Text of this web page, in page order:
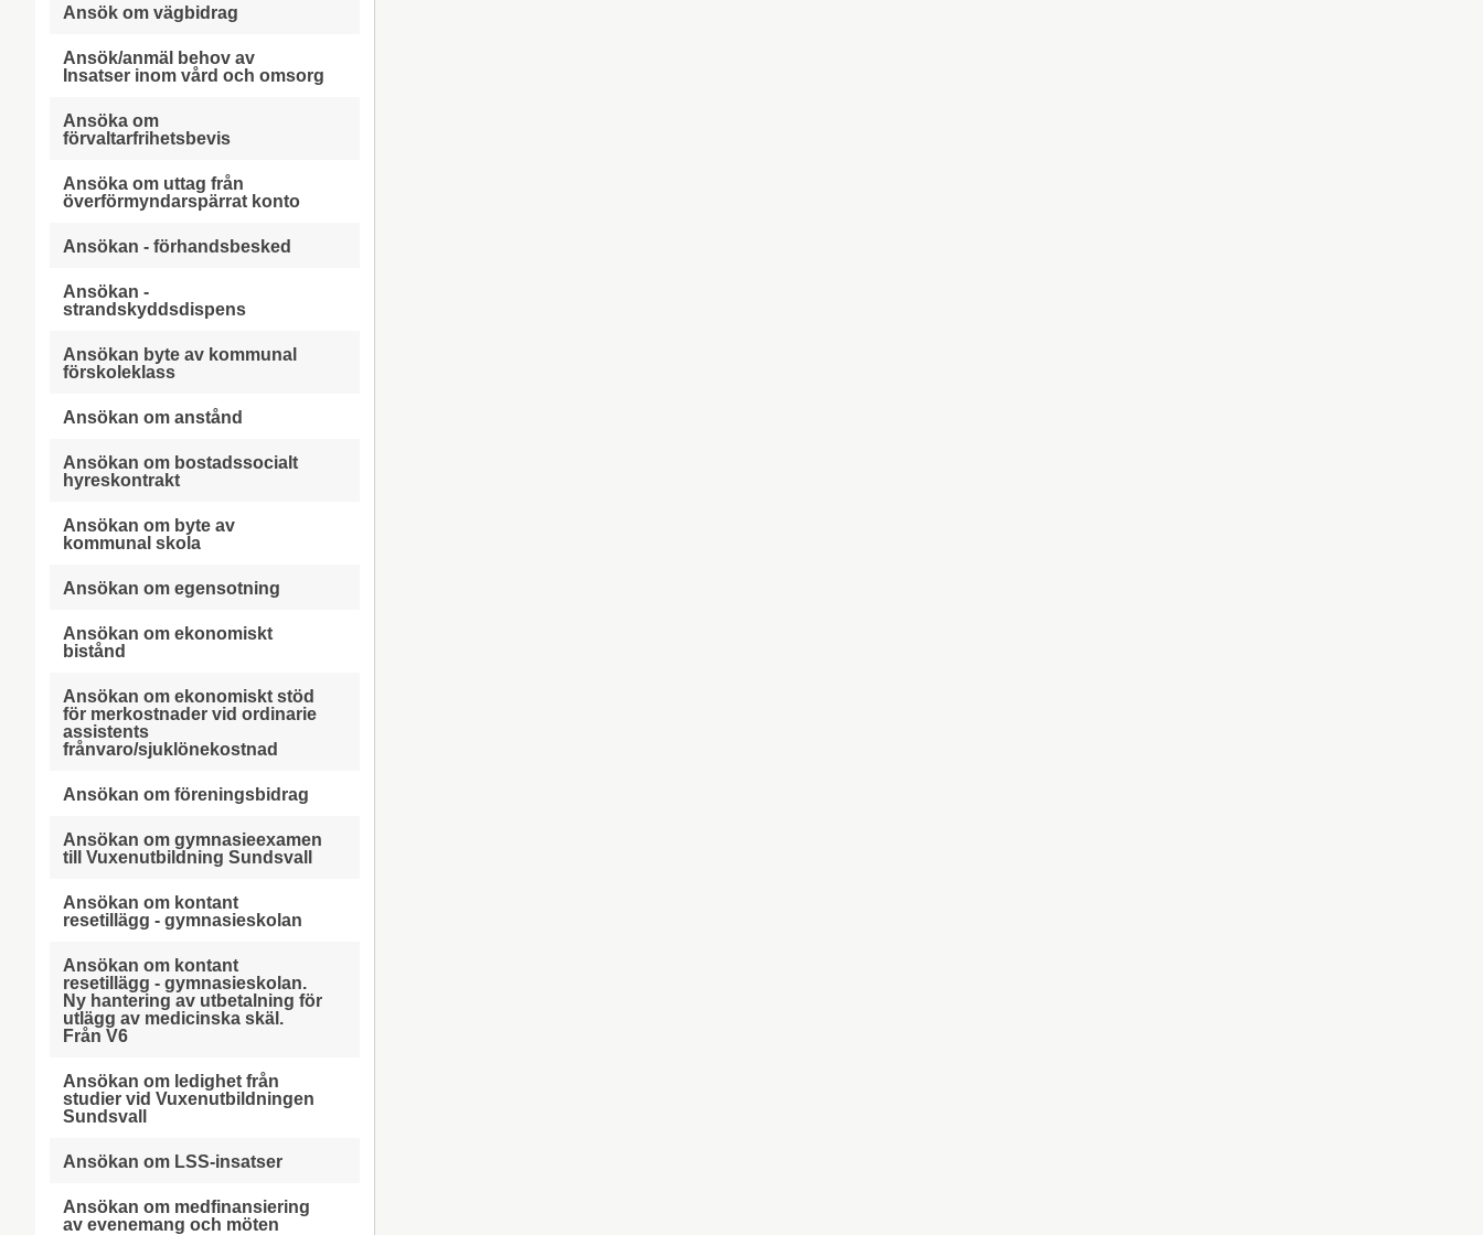
Ansök om vägbidrag
Ansök/anmäl behov av
Insatser inom vård och omsorg
Ansöka om
förvaltarfrihetsbevis
Ansöka om uttag från
överförmyndarspärrat konto
Ansökan - förhandsbesked
Ansökan -
strandskyddsdispens
Ansökan byte av kommunal
förskoleklass
Ansökan om anstånd
Ansökan om bostadssocialt
hyreskontrakt
Ansökan om byte av
kommunal skola
Ansökan om egensotning
Ansökan om ekonomiskt
bistånd
Ansökan om ekonomiskt stöd
för merkostnader vid ordinarie
assistents
frånvaro/sjuklönekostnad
Ansökan om föreningsbidrag
Ansökan om gymnasieexamen
till Vuxenutbildning Sundsvall
Ansökan om kontant
resetillägg - gymnasieskolan
Ansökan om kontant
resetillägg - gymnasieskolan.
Ny hantering av utbetalning för
utlägg av medicinska skäl.
Från V6
Ansökan om ledighet från
studier vid Vuxenutbildningen
Sundsvall
Ansökan om LSS-insatser
Ansökan om medfinansiering
av evenemang och möten